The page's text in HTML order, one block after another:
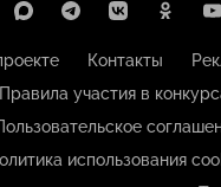
Контакты
Правила участия в
использования